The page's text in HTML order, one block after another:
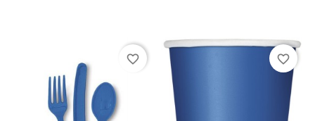
favorite_border favorite_border